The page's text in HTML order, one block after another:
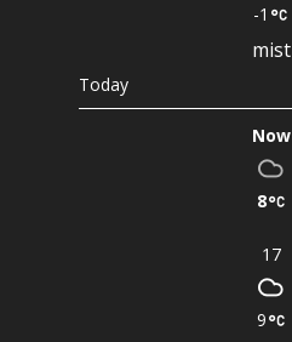
-1
mist
Today
Now
8
17
9